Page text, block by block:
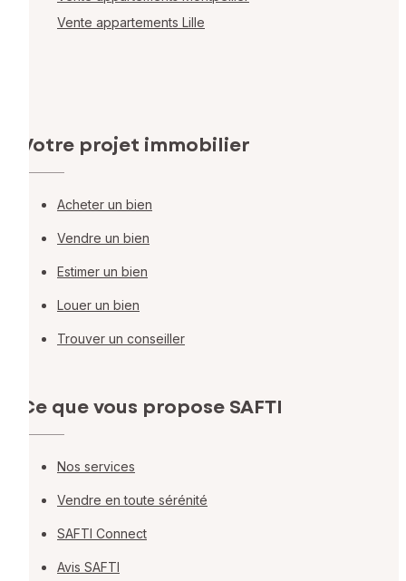
Vente appartements Lille
Votre projet immobilier
Acheter un bien
Vendre un bien
Estimer un bien
Louer un bien
Trouver un conseiller
Ce que vous propose SAFTI
Nos services
Vendre en toute sérénité
SAFTI Connect
Avis SAFTI